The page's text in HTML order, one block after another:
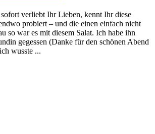
verliebt Ihr Lieben, kennt Ihr diese
probiert – und die einen einfach nicht
so war es mit diesem Salat. Ich habe ihn
gegessen (Danke für den schönen Abend
wusste ...